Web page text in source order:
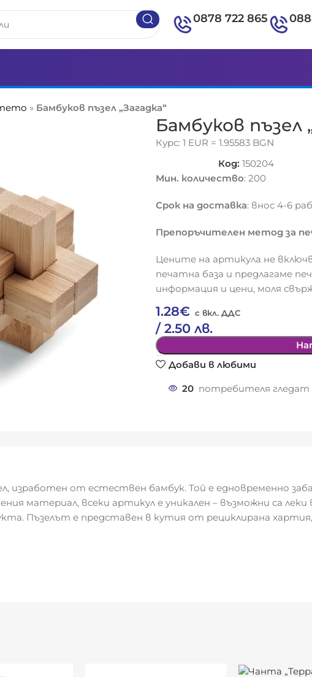
0878 722 865
» Бамбуков пъзел „Загадка“
Бамбуков пъзел
Курс: 1 EUR = 1.95583 BGN
Код: 150204
Мин. количество: 200
Срок на доставка: внос 4-6
Препоръчителен метод за
Цените на артикула не
печатна база и предлагаме
информация и цени, моля
1.28€
/ 2.50 лв.
Добави в любими
20 потребителя гледат
изработен от естествен бамбук. Той е едновременно
материал, всеки артикул е уникален – възможни са
Пъзелът е представен в кутия от рециклирана